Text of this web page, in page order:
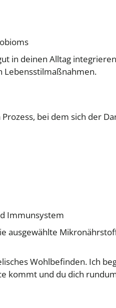
in deinen Alltag
Lebensstilmaßnahmen.
bei dem sich der
Immunsystem
ausgewählte
Wohlbefinden. Ich
kommt und du dich